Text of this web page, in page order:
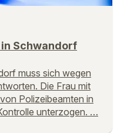
Schwandorf
muss sich wegen
Die Frau mit
Polizeibeamten in
unterzogen. …